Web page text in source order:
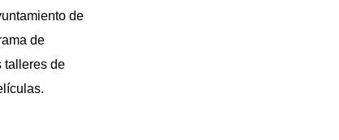
de
de
talleres de